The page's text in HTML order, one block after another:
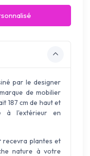
par le designer
de mobilier
187 cm de haut et
à l'extérieur en
recevra plantes et
nature à votre